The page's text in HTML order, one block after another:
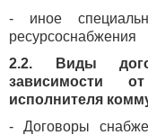
- иное
ресурсоснабжения
2.2. Виды
зависимости от
исполнителя
- Договоры